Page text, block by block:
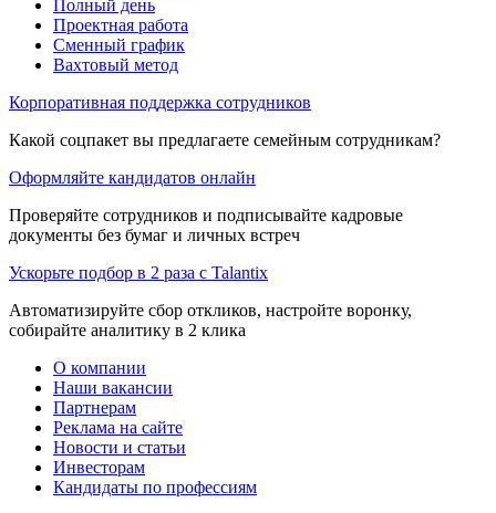
Полный день
Проектная работа
Сменный график
Вахтовый метод
Корпоративная поддержка сотрудников
Какой соцпакет вы предлагаете семейным сотрудникам?
Оформляйте кандидатов онлайн
Проверяйте сотрудников и подписывайте кадровые
документы без бумаг и личных встреч
Ускорьте подбор в 2 раза с Talantix
Автоматизируйте сбор откликов, настройте воронку,
собирайте аналитику в 2 клика
О компании
Наши вакансии
Партнерам
Реклама на сайте
Новости и статьи
Инвесторам
Кандидаты по профессиям